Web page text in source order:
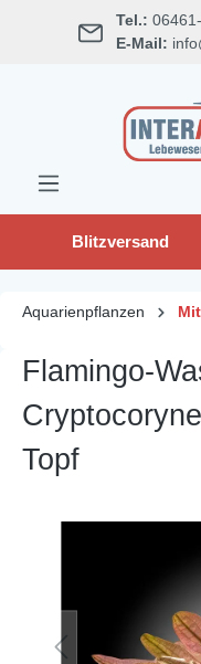
springen Tel.:
E-Mail:
Blitzversand
Aquarienpflanzen
Flamingo-
Topf